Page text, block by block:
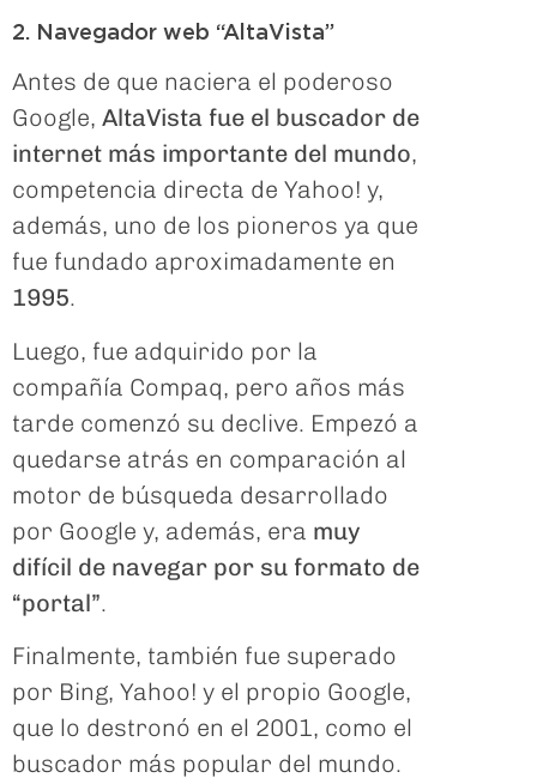
2. Navegador web “AltaVista”
Antes de que naciera el poderoso
Google, AltaVista fue el buscador de
internet más importante del mundo,
competencia directa de Yahoo! y,
además, uno de los pioneros ya que
fue fundado aproximadamente en
1995.
Luego, fue adquirido por la
compañía Compaq, pero años más
tarde comenzó su declive. Empezó a
quedarse atrás en comparación al
motor de búsqueda desarrollado
por Google y, además, era muy
difícil de navegar por su formato de
“portal”.
Finalmente, también fue superado
por Bing, Yahoo! y el propio Google,
que lo destronó en el 2001, como el
buscador más popular del mundo.